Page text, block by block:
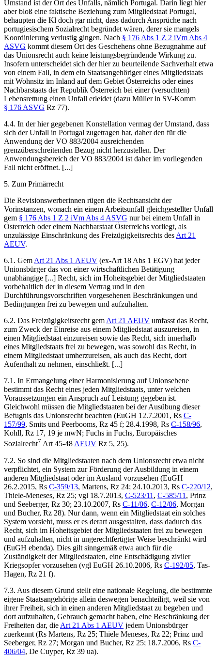
Umstand ist der Ort des Unfalls, nämlich Portugal. Darin liegt hier
aber bloß eine faktische Beziehung zum Mitgliedstaat Portugal,
behaupten die Kl doch gar nicht, dass dadurch Ansprüche nach
portugiesischem Sozialrecht begründet wären, derer sie mangels
Koordinierung verlustig gingen. Nach § 176 Abs 1 Z 2 iVm Abs 4
ASVG kommt diesem Ort des Geschehens ohne Bezugnahme auf
das Unionsrecht auch keine leistungsbegründende Wirkung zu.
Insofern unterscheidet sich der hier zu beurteilende Sachverhalt etwa
von einem Fall, in dem ein Staatsangehöriger eines Mitgliedstaats
mit Wohnsitz im Inland auf dem Gebiet Österreichs oder eines
Nachbarstaats der Republik Österreich bei einer (versuchten)
Lebensrettung einen Unfall erleidet (dazu Müllerin SV-Komm
§ 176 ASVG Rz 77).
4.4. In der hier gegebenen Konstellation vermag der Umstand, dass
sich der Unfall in Portugal zugetragen hat, daher den für die
Anwendung der VO 883/2004 ausreichenden
grenzüberschreitenden Bezug nicht herzustellen. Der
Anwendungsbereich der VO 883/2004 ist daher im vorliegenden
Fall nicht eröffnet. [...]
5. Zum Primärrecht
Die Revisionswerberinnen rügen die Rechtsansicht der
Vorinstanzen, wonach ein einem Arbeitsunfall gleichgestellter Unfall
gem § 176 Abs 1 Z 2 iVm Abs 4 ASVG nur bei einem Unfall in
Österreich oder einem Nachbarstaat Österreichs vorliegt, als
unzulässige Einschränkung des Freizügigkeitsrechts des Art 21
AEUV.
6.1. Gem Art 21 Abs 1 AEUV (ex-Art 18 Abs 1 EGV) hat jeder
Unionsbürger das von einer wirtschaftlichen Betätigung
unabhängige [...] Recht, sich im Hoheitsgebiet der Mitgliedstaaten
vorbehaltlich der in diesem Vertrag und in den
Durchführungsvorschriften vorgesehenen Beschränkungen und
Bedingungen frei zu bewegen und aufzuhalten.
6.2. Das Freizügigkeitsrecht gem Art 21 AEUV umfasst das Recht,
zum Zweck der Einreise aus einem Mitgliedstaat auszureisen, in
einen Mitgliedstaat einzureisen sowie das Recht, sich innerhalb
eines Mitgliedstaats frei zu bewegen, was sowohl das Recht, in
einem Mitgliedstaat umherzureisen, als auch das Recht, dort
Aufenthalt zu nehmen, einschließt. [...]
7.1. In Ermangelung einer Harmonisierung auf Unionsebene
bestimmt das Recht eines jeden Mitgliedstaats, unter welchen
Voraussetzungen ein Anspruch auf Leistung gegeben ist.
Gleichwohl müssen die Mitgliedstaaten bei der Ausübung dieser
Befugnis das Unionsrecht beachten (EuGH 12.7.2001, Rs C-
157/99, Smits und Peerbooms, Rz 45 f; 28.4.1998, Rs C-158/96,
Kohll, Rz 17, 19 je mwN; Fuchs in Fuchs, Europäisches
Sozialrecht7 Art 45-48AEUV Rz 5, 25).
7.2. So sind die Mitgliedstaaten nach dem Unionsrecht etwa nicht
verpflichtet, ein System zur Förderung der Ausbildung in einem
anderen Mitgliedstaat oder im Ausland vorzusehen (EuGH
26.2.2015, Rs C-359/13, Martens, Rz 24; 24.10.2013, Rs C-220/12,
Thiele-Meneses, Rz 25; vgl 18.7.2013, C-523/11 , C-585/11 , Prinz
und Seeberger, Rz 30; 23.10.2007, Rs C-11/06, C-12/06, Morgan
und Bucher, Rz 28). Nur dann, wenn ein Mitgliedstaat ein solches
System vorsieht, muss er es derart ausgestalten, dass dadurch das
Recht, sich im Hoheitsgebiet der Mitgliedstaaten frei zu bewegen
und aufzuhalten, nicht in ungerechtfertigter Weise beschränkt wird
(EuGH ebenda). Dies gilt sinngemäß etwa auch für die
Zuständigkeit der Mitgliedstaaten, eine Entschädigung ziviler
Kriegsopfer vorzusehen (vgl EuGH 26.10.2006, Rs C-192/05, Tas-
Hagen, Rz 21 f).
7.3. Aus diesem Grund stellt eine nationale Regelung, die bestimmte
eigene Staatsangehörige allein deswegen benachteiligt, weil sie von
ihrer Freiheit, sich in einen anderen Mitgliedstaat zu begeben und
dort aufzuhalten, Gebrauch gemacht haben, eine Beschränkung der
Freiheiten dar, die Art 21 Abs 1 AEUV jedem Unionsbürger
zuerkennt (Rs Martens, Rz 25; Thiele Meneses, Rz 22; Prinz und
Seeberger, Rz 27; Morgan und Bucher, Rz 25; 18.7.2006, Rs C-
406/04, De Cuyper, Rz 39 ua).